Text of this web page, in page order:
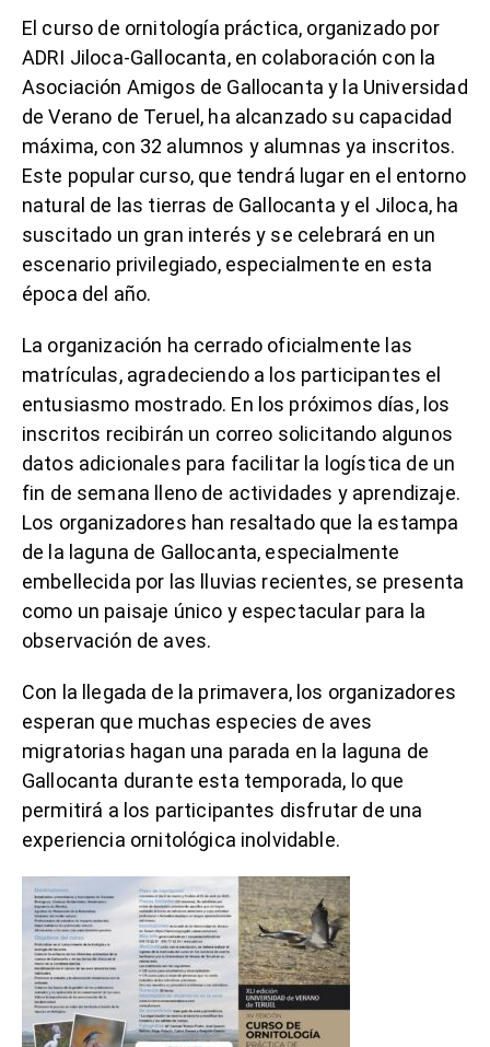
El curso de ornitología práctica, organizado por
ADRI Jiloca-Gallocanta, en colaboración con la
Asociación Amigos de Gallocanta y la Universidad
de Verano de Teruel, ha alcanzado su capacidad
máxima, con 32 alumnos y alumnas ya inscritos.
Este popular curso, que tendrá lugar en el entorno
natural de las tierras de Gallocanta y el Jiloca, ha
suscitado un gran interés y se celebrará en un
escenario privilegiado, especialmente en esta
época del año.
La organización ha cerrado oficialmente las
matrículas, agradeciendo a los participantes el
entusiasmo mostrado. En los próximos días, los
inscritos recibirán un correo solicitando algunos
datos adicionales para facilitar la logística de un
fin de semana lleno de actividades y aprendizaje.
Los organizadores han resaltado que la estampa
de la laguna de Gallocanta, especialmente
embellecida por las lluvias recientes, se presenta
como un paisaje único y espectacular para la
observación de aves.
Con la llegada de la primavera, los organizadores
esperan que muchas especies de aves
migratorias hagan una parada en la laguna de
Gallocanta durante esta temporada, lo que
permitirá a los participantes disfrutar de una
experiencia ornitológica inolvidable.